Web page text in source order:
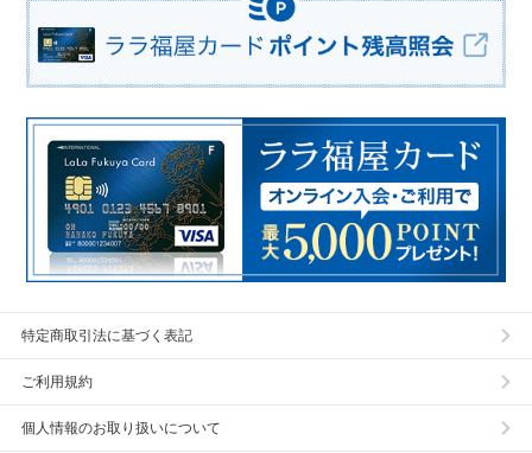
特定商取引法に基づく表記
ご利用規約
個人情報のお取り扱いについて